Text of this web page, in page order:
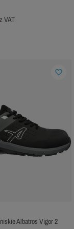
z VAT
Albatros Vigor 2
favorite_border